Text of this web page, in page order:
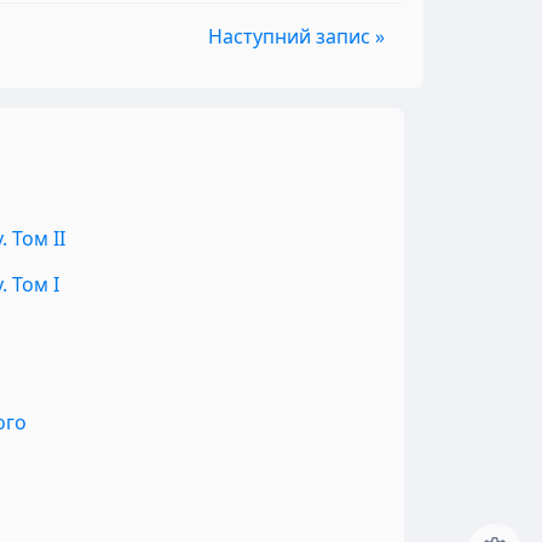
Наступний запис »
Том II
Том I